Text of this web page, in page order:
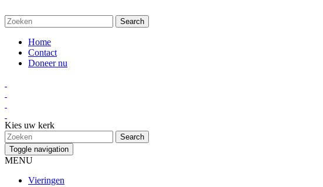
Home
Contact
Doneer nu
Kies uw kerk
Toggle navigation
MENU
Vieringen